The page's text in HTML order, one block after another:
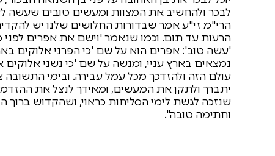
לבכר ולהחשיב את המצוות ומעשים טובים שעשה
הרי"מ זי"ע אמר שבדורות החלושים שלנו יש
הרעות עד תום. וכמו שנאמר 'וישם את אפרים
'עשה טוב': אפרים הוא על שם 'כי הפרני אלוקים
נמצאים בארץ עניי, ומנשה על שם 'כי נשני אלוקים
עולם הזה ולהזדכך מכל עמל עבירה. ובימי
יתברך ולתקן את המעשים, ומאידך לנצל את
שנזכה לגשת לימי הסליחות כראוי, ושהקדוש
וחתימה טובה".